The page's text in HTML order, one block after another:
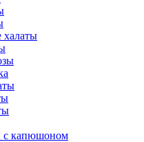
халаты
с капюшоном